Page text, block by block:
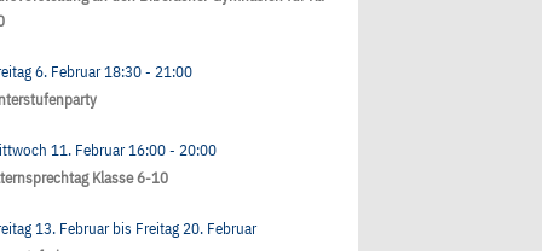
6. Februar18:30- 21:00
11. Februar16:00- 20:00
Klasse 6-10
13. Februarbis Freitag 20. Februar